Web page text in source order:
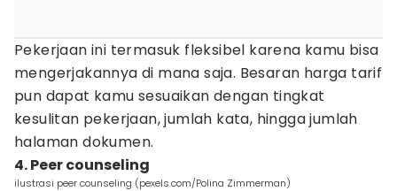
Pekerjaan ini termasuk fleksibel karena kamu bisa
mengerjakannya di mana saja. Besaran harga tarif
pun dapat kamu sesuaikan dengan tingkat
kesulitan pekerjaan, jumlah kata, hingga jumlah
halaman dokumen.
4. Peer counseling
ilustrasi peer counseling (pexels.com/Polina Zimmerman)